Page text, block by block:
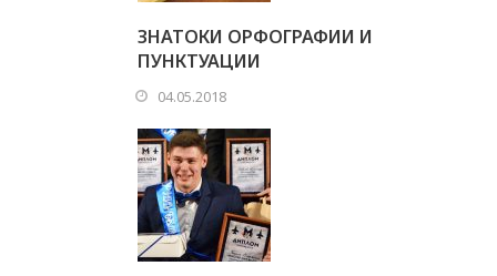
ЗНАТОКИ ОРФОГРАФИИ И
ПУНКТУАЦИИ
04.05.2018